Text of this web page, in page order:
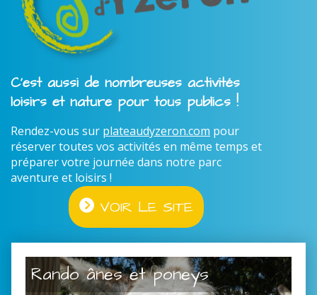
C'est aussi de nombreuses activités
loisirs et nature pour tous publics !
Rendez-vous sur plateaudyzeron.com pour
réserver toutes vos activités en même temps et
préparer votre journée dans notre parc
aventure et loisirs !
VOIR LE SITE
Rando ânes et poneys